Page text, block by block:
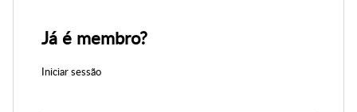
Já é membro?
Iniciar sessão